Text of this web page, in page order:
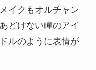
イクもオルチャン
どけない瞳のアイ
ルのように表情が